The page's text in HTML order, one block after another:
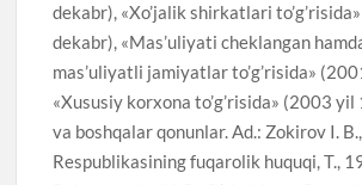
dekabr), «Xo’jalik shirkatlari
dekabr), «Mas’uliyati cheklangan
mas’uliyatli jamiyatlar to’g’risida»
«Xususiy korxona to’g’risida» (2003
va boshqalar qonunlar. Ad.: Zokirov I.
Respublikasining fuqarolik huquqi, T.,